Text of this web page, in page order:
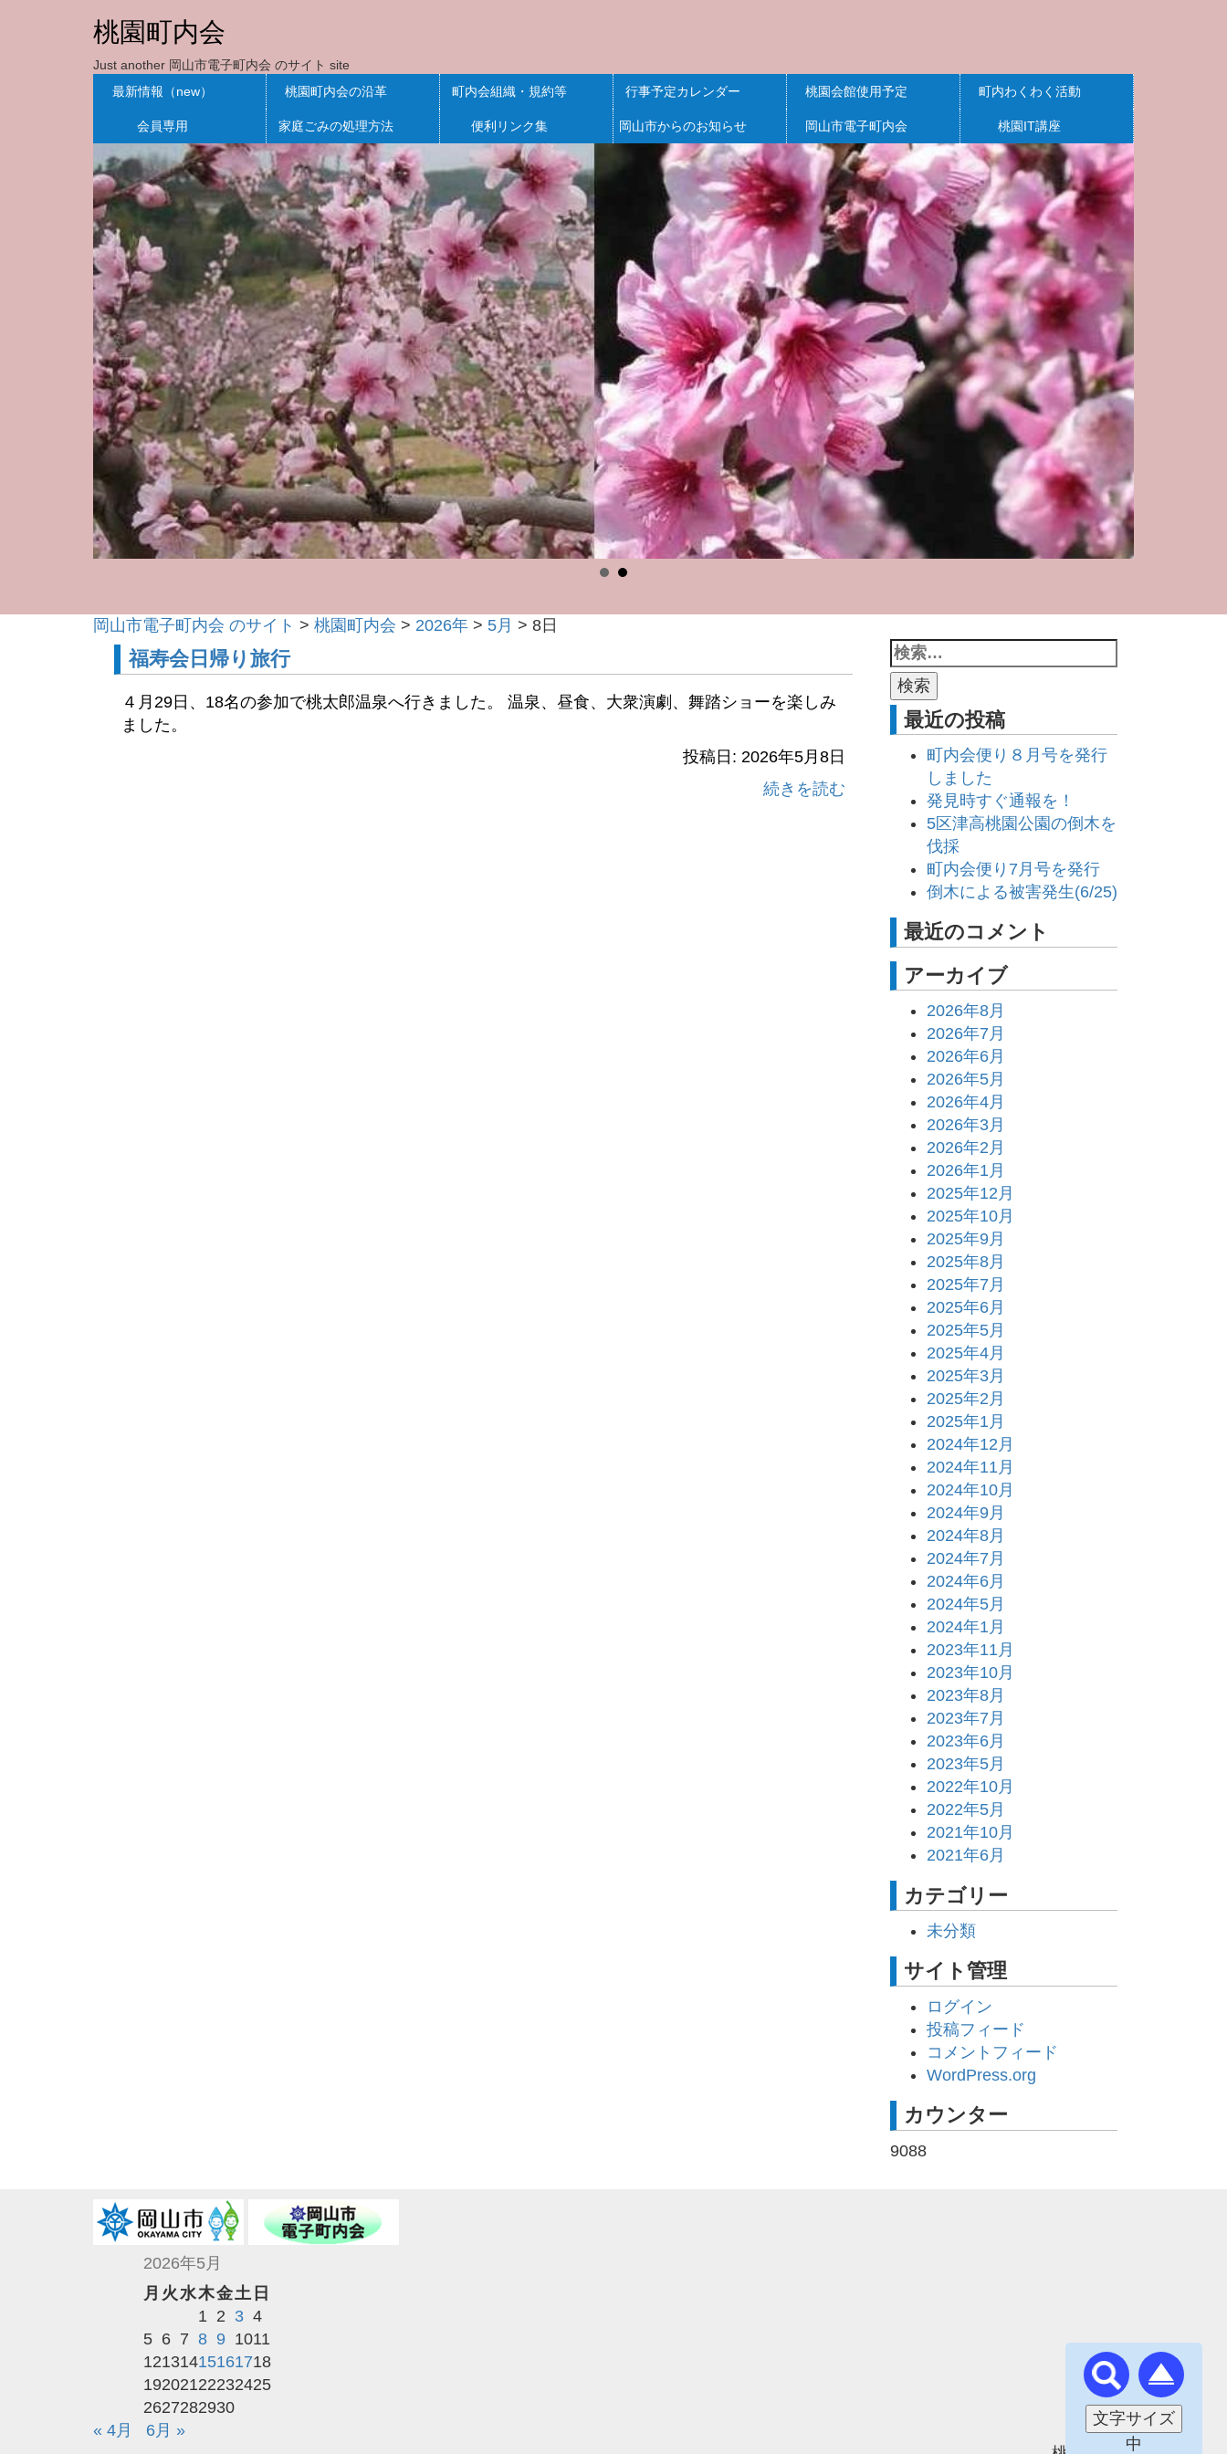
桃園町内会
Just another 岡山市電子町内会 のサイト site
最新情報（new）
桃園町内会の沿革 町内会組織・規約等 行事予定カレンダー 桃園会館使用予定 町内わくわく活動
会員専用 家庭ごみの処理方法 便利リンク集 岡山市からのお知らせ 岡山市電子町内会 桃園IT講座
岡山市電子町内会 のサイト > 桃園町内会 > 2026年 > 5月 > 8日
福寿会日帰り旅行
４月29日、18名の参加で桃太郎温泉へ行きました。 温泉、昼食、大衆演劇、舞踏ショーを楽しみ
ました。
投稿日: 2026年5月8日
続きを読む
最近の投稿
町内会便り８月号を発行
しました
発見時すぐ通報を！
5区津高桃園公園の倒木を
伐採
町内会便り7月号を発行
倒木による被害発生(6/25)
最近のコメント
アーカイブ
2026年8月
2026年7月
2026年6月
2026年5月
2026年4月
2026年3月
2026年2月
2026年1月
2025年12月
2025年10月
2025年9月
2025年8月
2025年7月
2025年6月
2025年5月
2025年4月
2025年3月
2025年2月
2025年1月
2024年12月
2024年11月
2024年10月
2024年9月
2024年8月
2024年7月
2024年6月
2024年5月
2024年1月
2023年11月
2023年10月
2023年8月
2023年7月
2023年6月
2023年5月
2022年10月
2022年5月
2021年10月
2021年6月
カテゴリー
未分類
サイト管理
ログイン
投稿フィード
コメントフィード
WordPress.org
カウンター
9088
2026年5月
月 火 水木金土 日
1 2 3 4
5 6 7 8 9 1011
12131415161718
19202122232425
2627282930
« 4月
6月 »
文字サイズ
中